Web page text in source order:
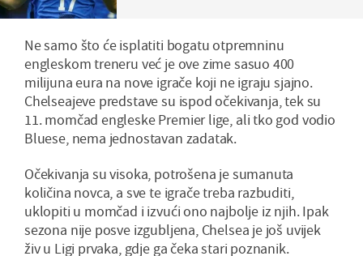
Ne samo što će isplatiti bogatu otpremninu
engleskom treneru već je ove zime sasuo 400
milijuna eura na nove igrače koji ne igraju sjajno.
Chelseajeve predstave su ispod očekivanja, tek su
11. momčad engleske Premier lige, ali tko god vodio
Bluese, nema jednostavan zadatak.
Očekivanja su visoka, potrošena je sumanuta
količina novca, a sve te igrače treba razbuditi,
uklopiti u momčad i izvući ono najbolje iz njih. Ipak
sezona nije posve izgubljena, Chelsea je još uvijek
živ u Ligi prvaka, gdje ga čeka stari poznanik.